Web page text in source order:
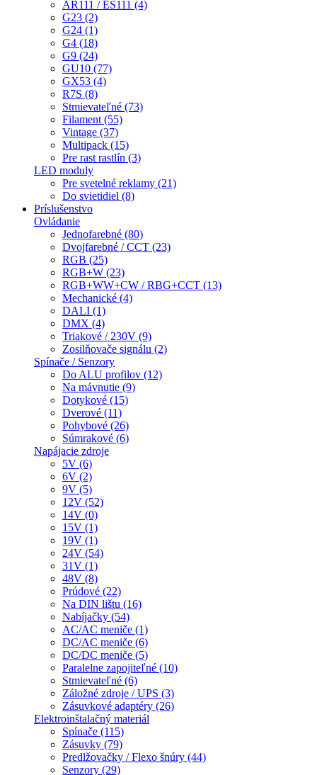
AR111 / ES111 (4)
G23 (2)
G24 (1)
G4 (18)
G9 (24)
GU10 (77)
GX53 (4)
R7S (8)
Stmievateľné (73)
Filament (55)
Vintage (37)
Multipack (15)
Pre rast rastlín (3)
LED moduly
Pre svetelné reklamy (21)
Do svietidiel (8)
Príslušenstvo
Ovládanie
Jednofarebné (80)
Dvojfarebné / CCT (23)
RGB (25)
RGB+W (23)
RGB+WW+CW / RBG+CCT (13)
Mechanické (4)
DALI (1)
DMX (4)
Triakové / 230V (9)
Zosilňovače signálu (2)
Spínače / Senzory
Do ALU profilov (12)
Na mávnutie (9)
Dotykové (15)
Dverové (11)
Pohybové (26)
Súmrakové (6)
Napájacie zdroje
5V (6)
6V (2)
9V (5)
12V (52)
14V (0)
15V (1)
19V (1)
24V (54)
31V (1)
48V (8)
Prúdové (22)
Na DIN lištu (16)
Nabíjačky (54)
AC/AC meniče (1)
DC/AC meniče (6)
DC/DC meniče (5)
Paralelne zapojiteľné (10)
Stmievateľné (6)
Záložné zdroje / UPS (3)
Zásuvkové adaptéry (26)
Elektroinštalačný materiál
Spínače (115)
Zásuvky (79)
Predlžovačky / Flexo šnúry (44)
Senzory (29)